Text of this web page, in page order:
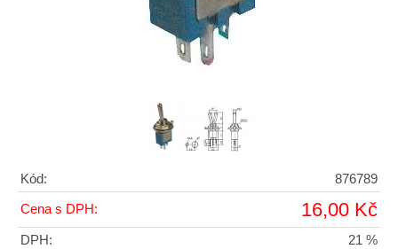
Kód: 876789
Cena s DPH: 16,00 Kč
DPH:
21 %